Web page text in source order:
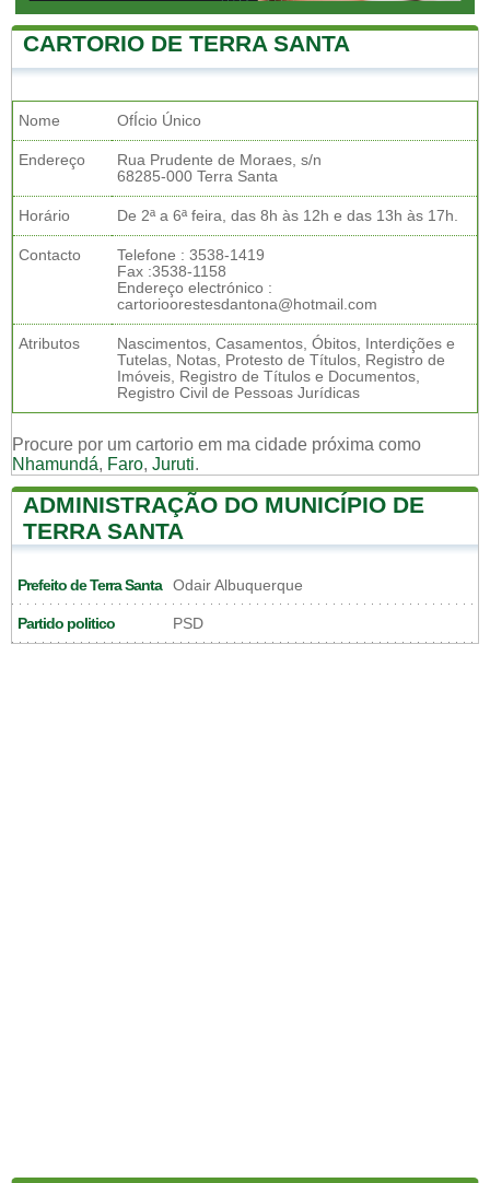
CARTORIO DE TERRA SANTA
Nome OfÍcio Único
Endereço
Rua Prudente de Moraes, s/n
68285-000 Terra Santa
Horário De 2ª a 6ª feira, das 8h às 12h e das 13h às 17h.
Contacto
Telefone : 3538-1419
Fax :3538-1158
Endereço electrónico :
cartorioorestesdantona@hotmail.com
Atributos
Nascimentos, Casamentos, Óbitos, Interdições e
Tutelas, Notas, Protesto de Títulos, Registro de
Imóveis, Registro de Títulos e Documentos,
Registro Civil de Pessoas Jurídicas
Procure por um cartorio em ma cidade próxima como
Nhamundá, Faro, Juruti.
ADMINISTRAÇÃO DO MUNICÍPIO DE
TERRA SANTA
Prefeito de Terra Santa Odair Albuquerque
Partido politico PSD